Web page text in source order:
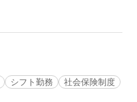
シフト勤務
社会保険制度